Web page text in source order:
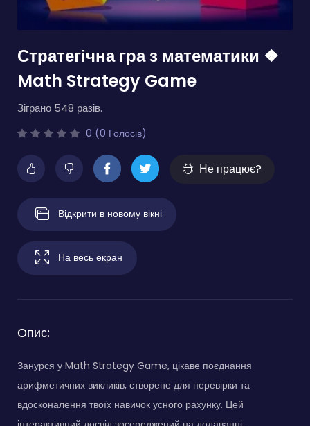
Стратегічна гра з математики ❖
Math Strategy Game
Зіграно 548 разів.
0 (0 Голосів)
Не працює?
Відкрити в новому вікні
На весь екран
Опис:
Занурся у Math Strategy Game, цікаве поєднання
арифметичних викликів, створене для перевірки та
вдосконалення твоїх навичок усного рахунку. Цей